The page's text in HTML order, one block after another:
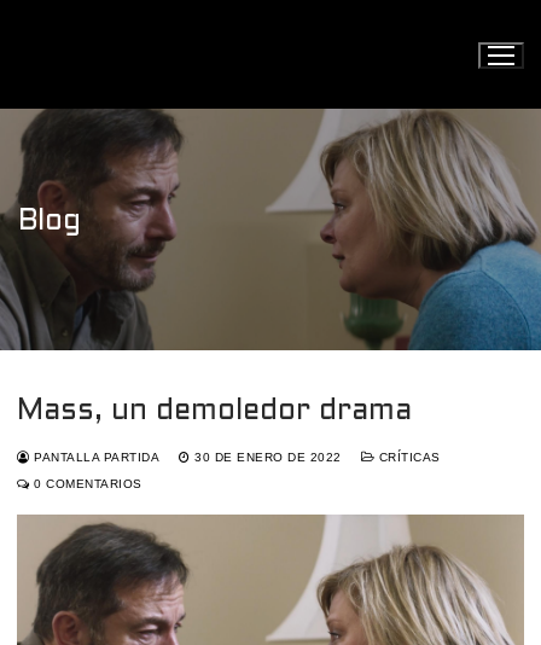
Blog
Mass, un demoledor drama
PANTALLA PARTIDA 30 DE ENERO DE 2022
CRÍTICAS
0 COMENTARIOS